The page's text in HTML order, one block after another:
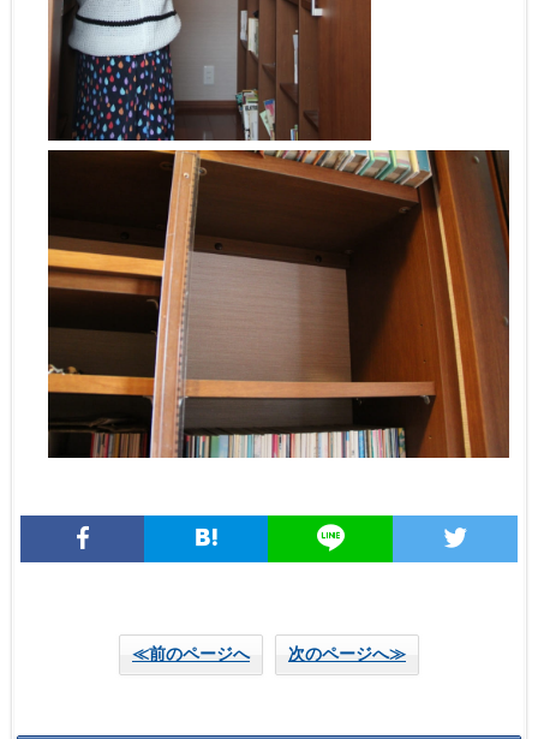
≪前のページへ 次のページへ≫